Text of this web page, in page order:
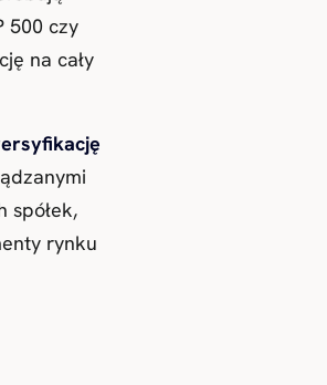
500 czy
na cały
spółek,
rynku